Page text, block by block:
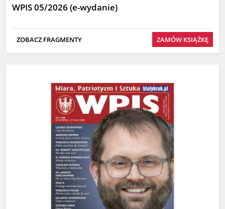
WPIS 05/2026 (e-wydanie)
ZOBACZ FRAGMENTY ZAMÓW KSIĄŻKĘ